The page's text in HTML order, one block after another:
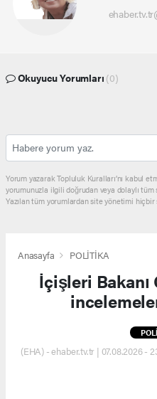
Okuyucu Yorumları (0)
Yorum yazarak Topluluk Kuralları’nı kabul
yorumunuzla ilgili doğrudan veya dolaylı
Yazılan tüm yorumlardan site yönetimi
Anasayfa POLİTİKA
İçişleri Bakanı
(EHA) - ehaber.tv.tr | 07.08.2026 -